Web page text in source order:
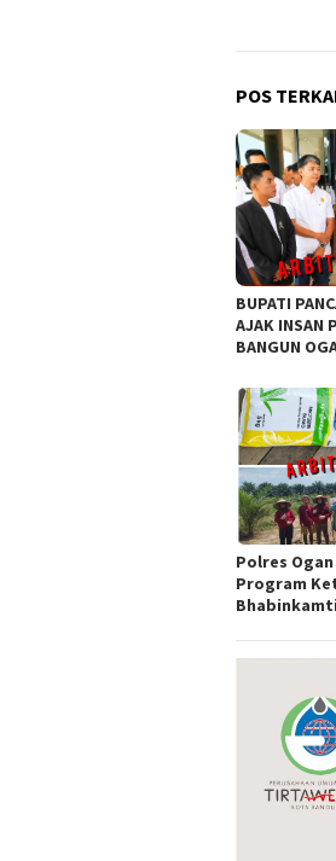
POS
BUPATI
AJAK INSAN
BANGUN
Polres
Program
Jagung